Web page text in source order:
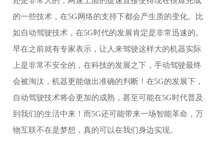
的一些技术，在5G网络的支持下都会产生质的变化。比
如自动驾驶技术，在5G时代的发展肯定是非常迅速的。
早在之前就有专家表示，让人来驾驶这样大的机器实际
上是非常不安全的，在科技的发展之下，手动驾驶最终
会被淘汰，机器更能做出准确的判断！在5G的发展下，
自动驾驶技术将会更加的成熟，甚至可能在5G时代普及
到我们的生活中来！而5G还可能带来一场智能革命，万
物互联不在是梦想，真的可以在我们身边实现。